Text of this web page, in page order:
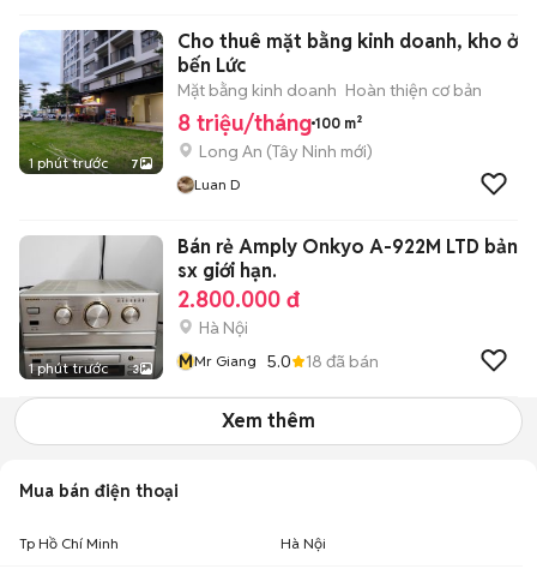
1 phút trước 7
Cho thuê mặt bằng kinh doanh, kho ở
bến Lức
Mặt bằng kinh doanh Hoàn thiện cơ bản
8 triệu/tháng 100 m²
Long An (Tây Ninh mới)
Luan D
1 phút trước 3
Bán rẻ Amply Onkyo A-922M LTD bản
sx giới hạn.
2.800.000 đ
Hà Nội
MMr Giang 5.0 18 đã bán
Xem thêm
Mua bán điện thoại
Tp Hồ Chí Minh Hà Nội